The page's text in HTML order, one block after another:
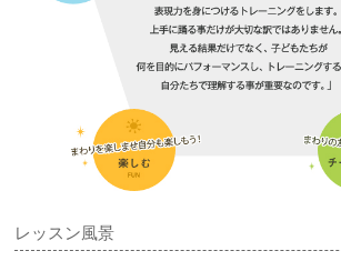
レッスン風景